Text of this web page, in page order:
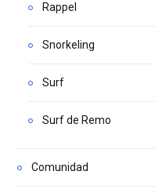
Rappel
Snorkeling
Surf
Surf de Remo
Comunidad